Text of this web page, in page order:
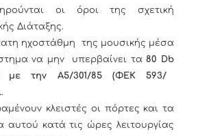
οι όροι της σχετική
Διάταξης.
ηχοστάθμη της μουσικής μέσα
να μην υπερβαίνει τα80 Db
με την Α5/301/85 (ΦΕΚ 593/
.
κλειστές οι πόρτες και τα
κατά τις ώρες λειτουργίας